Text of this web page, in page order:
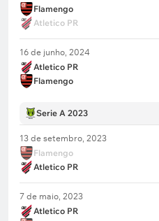
Flamengo
Atletico PR
16 de junho, 2024
Atletico PR
Flamengo
Serie A 2023
13 de setembro, 2023
Flamengo
Atletico PR
7 de maio, 2023
Atletico PR